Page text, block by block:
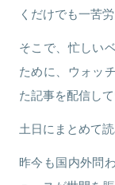
くだけでも一苦労
そこで、忙しい
ために、ウォッ
た記事を配信し
土日にまとめて
昨今も国内外問